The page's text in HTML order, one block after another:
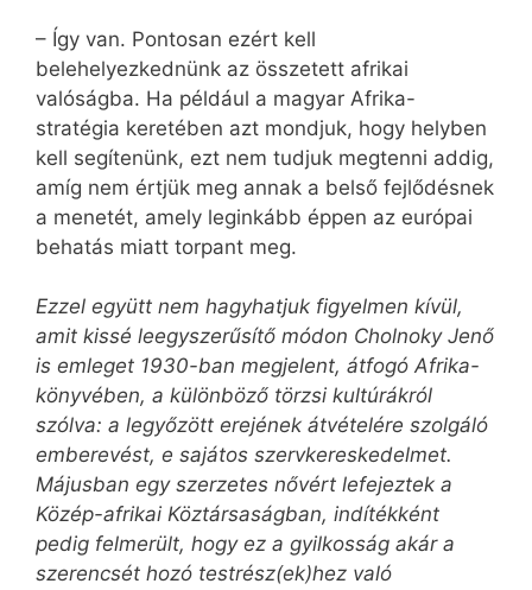
– Így van. Pontosan ezért kell
belehelyezkednünk az összetett afrikai
valóságba. Ha például a magyar Afrika-
stratégia keretében azt mondjuk, hogy helyben
kell segítenünk, ezt nem tudjuk megtenni addig,
amíg nem értjük meg annak a belső fejlődésnek
a menetét, amely leginkább éppen az európai
behatás miatt torpant meg.
Ezzel együtt nem hagyhatjuk figyelmen kívül,
amit kissé leegyszerűsítő módon Cholnoky Jenő
is emleget 1930-ban megjelent, átfogó Afrika-
könyvében, a különböző törzsi kultúrákról
szólva: a legyőzött erejének átvételére szolgáló
emberevést, e sajátos szervkereskedelmet.
Májusban egy szerzetes nővért lefejeztek a
Közép-afrikai Köztársaságban, indítékként
pedig felmerült, hogy ez a gyilkosság akár a
szerencsét hozó testrész(ek)hez való